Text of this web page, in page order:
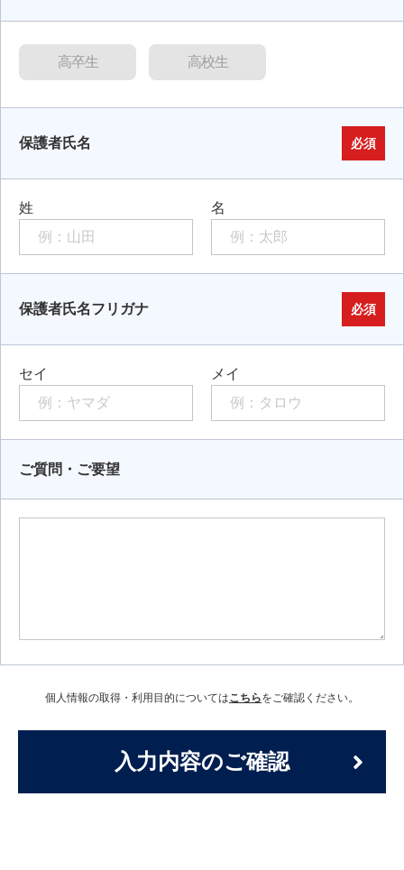
高卒生 高校生
保護者氏名 必須
姓 名
保護者氏名フリガナ 必須
セイ メイ
ご質問・ご要望
個人情報の取得・利用目的についてはこちらをご確認ください。
入力内容のご確認